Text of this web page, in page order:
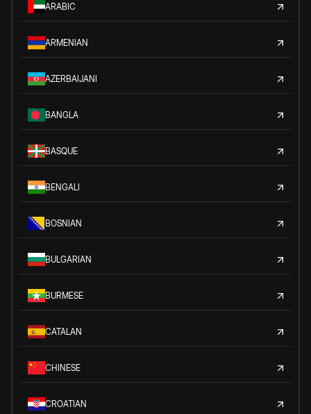
ARABIC
ARMENIAN
AZERBAIJANI
BANGLA
BASQUE
BENGALI
BOSNIAN
BULGARIAN
BURMESE
CATALAN
CHINESE
CROATIAN